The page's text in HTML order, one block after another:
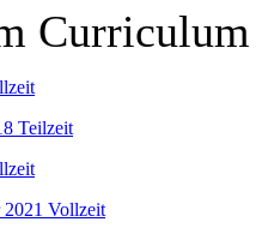
Curriculum
Teilzeit
2021 Vollzeit